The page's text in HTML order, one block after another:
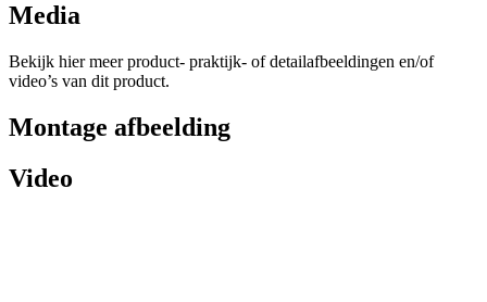
Media
Bekijk hier meer product- praktijk- of detailafbeeldingen en/of
video’s van dit product.
Montage afbeelding
Video